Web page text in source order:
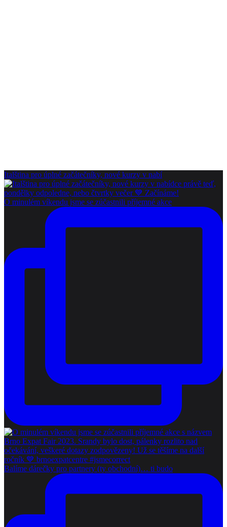
Italština pro úplné začátečníky, nové kurzy v nabí
O minulém víkendu jsme se zúčastnili příjemné akce
Balíme dárečky pro partnery (ty obchodní)… ti budo